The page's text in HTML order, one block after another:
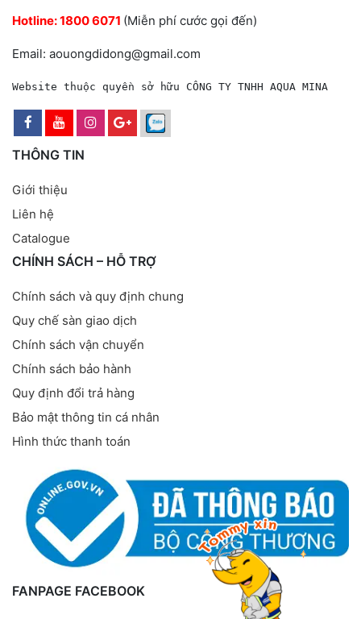
Hotline:1800 6071 (Miễn phí cước gọi đến)
Email: aouongdidong@gmail.com
Website thuộc quyền sở hữu CÔNG TY TNHH AQUA MINA
THÔNG TIN
Giới thiệu
Liên hệ
Catalogue
CHÍNH SÁCH – HỖ TRỢ
Chính sách và quy định chung
Quy chế sàn giao dịch
Chính sách vận chuyển
Chính sách bảo hành
Quy định đổi trả hàng
Bảo mật thông tin cá nhân
Hình thức thanh toán
FANPAGE FACEBOOK